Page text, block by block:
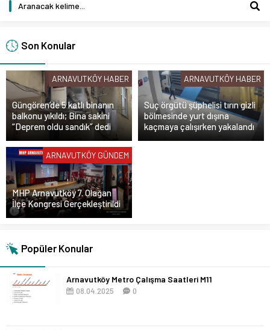
Son Konular
ARNAVUTKÖY HABER
Güngören’de 5 katlı binanın
balkonu yıkıldı; Bina sakini
“Deprem oldu sandık” dedi
ARNAVUTKÖY HABER
Suç örgütü şüphelisi tırın gizli
bölmesinde yurt dışına
kaçmaya çalışırken yakalandı
ARNAVUTKÖY GÜNDEM
MHP Arnavutköy 7. Olağan
İlçe Kongresi Gerçekleştirildi
Popüler Konular
Arnavutköy Metro Çalışma Saatleri M11
08.04.2025 0